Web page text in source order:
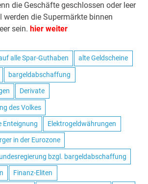
die Geschäfte geschlossen oder leer
die Supermärkte binnen
sein. hier weiter
alle Spar-Guthaben alte Geldscheine
bargeldabschaffung
Derivate
des Volkes
Enteignung Elektrogeldwährungen
in der Eurozone
bzgl. bargeldabschaffung
Finanz-Eliten